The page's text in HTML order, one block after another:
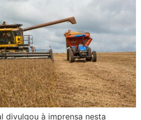
divulgou à imprensa nesta